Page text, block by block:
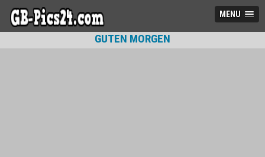
MENU
GUTEN MORGEN